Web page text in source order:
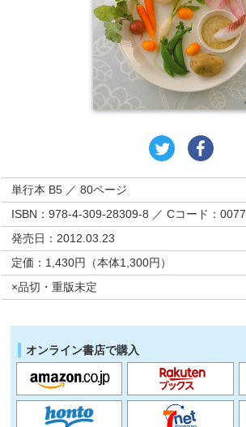
単行本 B5 ／ 80ページ
ISBN：978-4-309-28309-8 ／ Cコード：0077
発売日：2012.03.23
定価：1,430円（本体1,300円）
×品切・重版未定
オンライン書店で購入